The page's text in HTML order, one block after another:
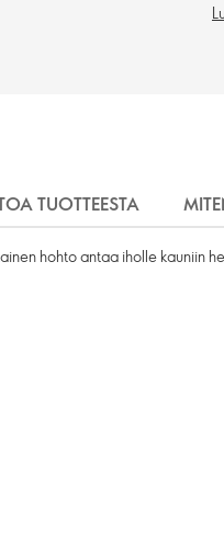
TUOTTEESTA
hohto antaa iholle kauniin